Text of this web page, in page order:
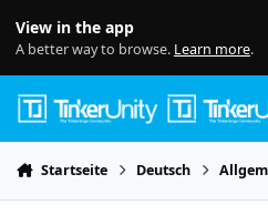
View in the app
A better way to browse. Learn more.
Startseite Deutsch